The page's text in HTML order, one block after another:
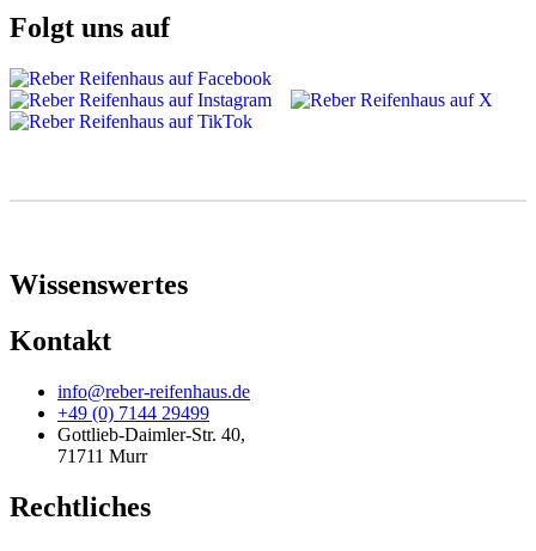
Folgt uns auf
Wissenswertes
Kontakt
info@reber-reifenhaus.de
+49 (0) 7144 29499
Gottlieb-Daimler-Str. 40,
71711 Murr
Rechtliches